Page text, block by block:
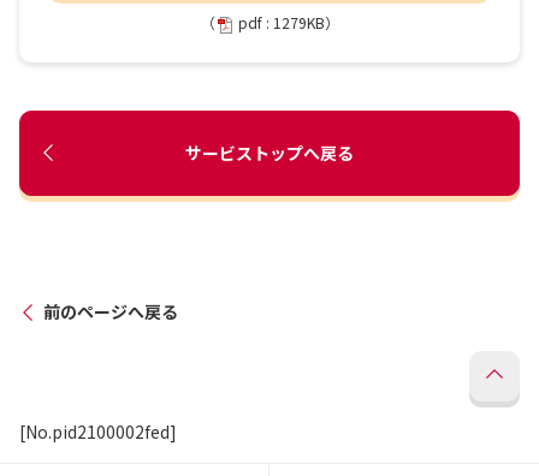
（ pdf : 1279KB）
サービストップへ戻る
前のページへ戻る
[No.pid2100002fed]